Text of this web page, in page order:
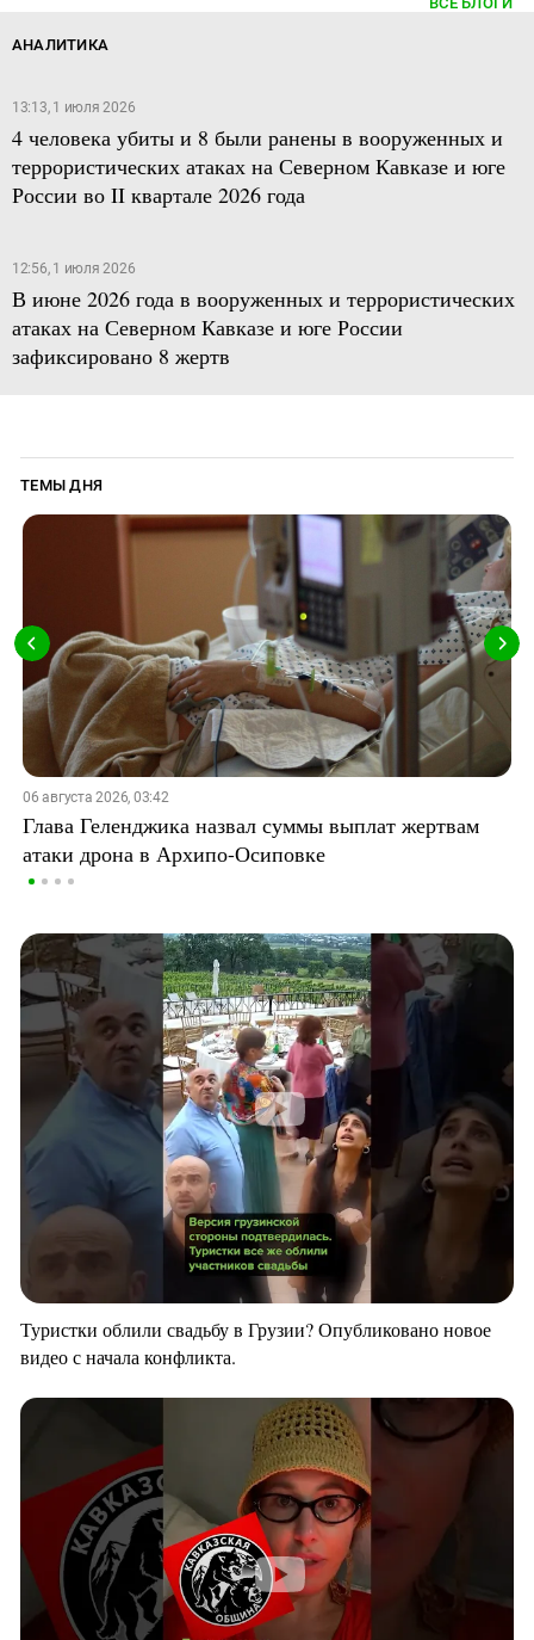
АНАЛИТИКА
13:13, 1 июля 2026
4 человека убиты и 8 были ранены в вооруженных и
террористических атаках на Северном Кавказе и юге
России во II квартале 2026 года
12:56, 1 июля 2026
В июне 2026 года в вооруженных и террористических
атаках на Северном Кавказе и юге России
зафиксировано 8 жертв
ТЕМЫ ДНЯ
06 августа 2026, 03:42
Глава Геленджика назвал суммы выплат жертвам
атаки дрона в Архипо-Осиповке
Туристки облили свадьбу в Грузии? Опубликовано новое
видео с начала конфликта.